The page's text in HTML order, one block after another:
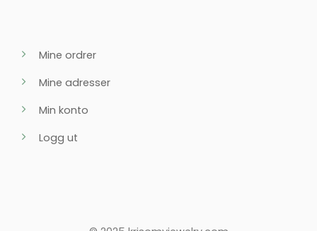
Mine ordrer
Mine adresser
Min konto
Logg ut